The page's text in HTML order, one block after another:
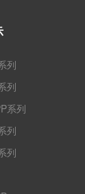
列
列
系列
列
列